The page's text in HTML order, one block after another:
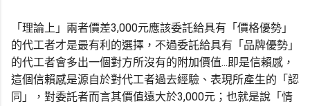
「理論上」兩者價差3,000元應該委託給具有「價格優勢」
的代工者才是最有利的選擇，不過委託給具有「品牌優勢」
的代工者會多出一個對方所沒有的附加價值...即是信賴感，
這個信賴感是源自於對代工者過去經驗、表現所產生的「認
同」，對委託者而言其價值遠大於3,000元；也就是說「情